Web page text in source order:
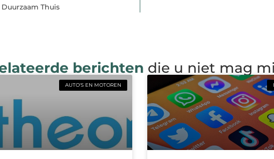
Thuis
berichten die u niet mag
AUTO'S EN MOTOREN